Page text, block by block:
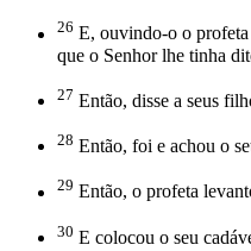
26 E, ouvindo-o o profeta
que o Senhor lhe tinha
27 Então, disse a seus
28 Então, foi e achou o
29 Então, o profeta
30 E colocou o seu